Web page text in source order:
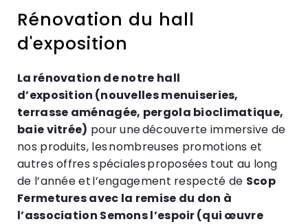
Rénovation du hall
d'exposition
La rénovation de notre hall
d’exposition (nouvelles menuiseries,
terrasse aménagée, pergola bioclimatique,
baie vitrée) pour une découverte immersive de
nos produits, les nombreuses promotions et
autres offres spéciales proposées tout au long
de l’année et l’engagement respecté de Scop
Fermetures avec la remise du don à
l’association Semons l’espoir (qui œuvre